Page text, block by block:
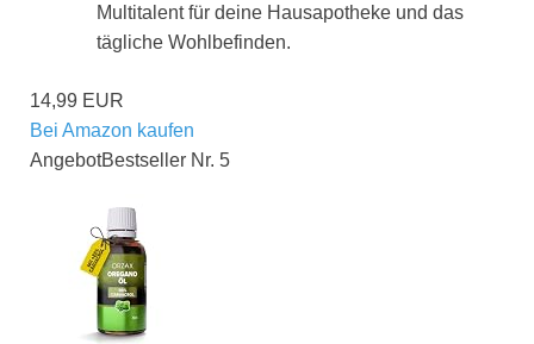
Multitalent für deine Hausapotheke und das
tägliche Wohlbefinden.
14,99 EUR
Bei Amazon kaufen
AngebotBestseller Nr. 5